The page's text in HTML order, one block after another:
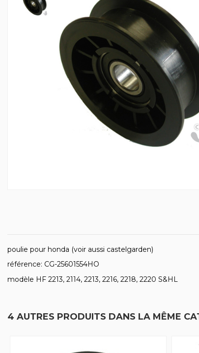
poulie pour honda (voir aussi castelgarden)
référence: CG-25601554HO
modèle HF 2213, 2114, 2213, 2216, 2218, 2220 S&HL
4 AUTRES PRODUITS DANS LA MÊME